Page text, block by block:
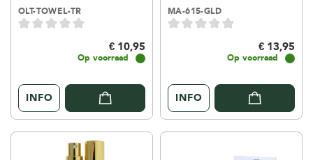
OLT-TOWEL-TR
€ 10,95
Op voorraad
INFO
MA-615-GLD
€ 13,95
Op voorraad
INFO